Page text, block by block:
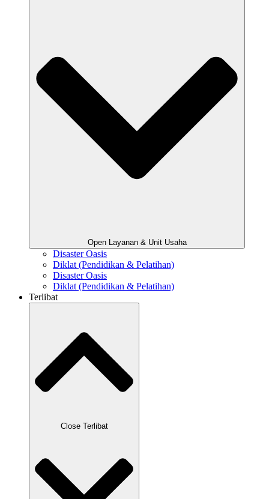
Open Layanan & Unit Usaha
Disaster Oasis
Diklat (Pendidikan & Pelatihan)
Disaster Oasis
Diklat (Pendidikan & Pelatihan)
Terlibat
Close Terlibat